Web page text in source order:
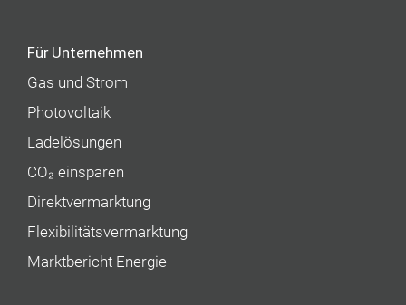
Für Unternehmen
Gas und Strom
Photovoltaik
Ladelösungen
CO₂ einsparen
Direktvermarktung
Flexibilitätsvermarktung
Marktbericht Energie